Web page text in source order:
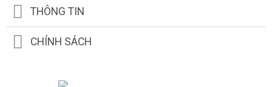
THÔNG TIN
CHÍNH SÁCH